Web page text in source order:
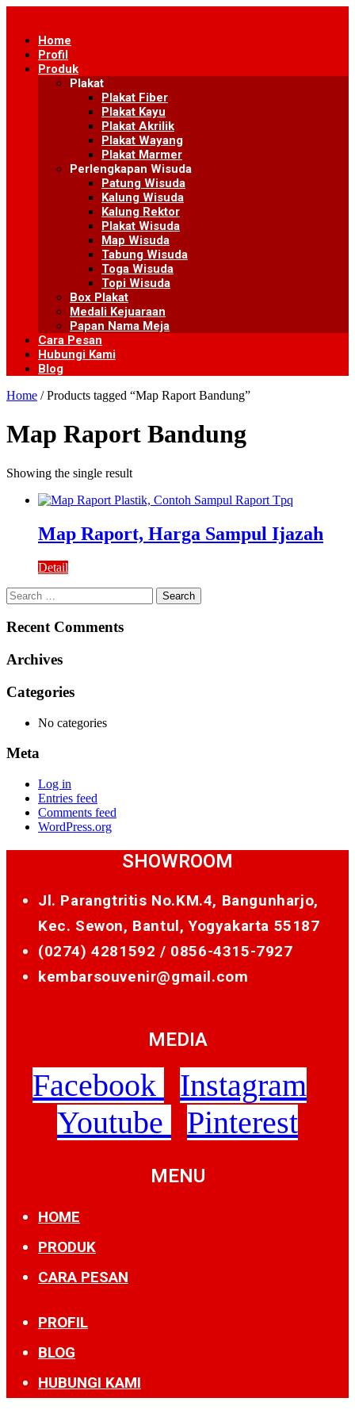
contentHome
Profil
Produk
Plakat
Plakat Fiber
Plakat Kayu
Plakat Akrilik
Plakat Wayang
Plakat Marmer
Perlengkapan Wisuda
Patung Wisuda
Kalung Wisuda
Kalung Rektor
Plakat Wisuda
Map Wisuda
Tabung Wisuda
Toga Wisuda
Topi Wisuda
Box Plakat
Medali Kejuaraan
Papan Nama Meja
Cara Pesan
Hubungi Kami
Blog
Home / Products tagged “Map Raport Bandung”
Map Raport Bandung
Showing the single result
Map Raport, Harga Sampul Ijazah
Detail
Search
for:
Recent Comments
Archives
Categories
No categories
Meta
Log in
Entries feed
Comments feed
WordPress.org
SHOWROOM
Jl. Parangtritis No.KM.4, Bangunharjo,
Kec. Sewon, Bantul, Yogyakarta 55187
(0274) 4281592 / 0856-4315-7927
kembarsouvenir@gmail.com
MEDIA
Facebook
Instagram
Youtube
Pinterest
MENU
HOME
PRODUK
CARA PESAN
PROFIL
BLOG
HUBUNGI KAMI